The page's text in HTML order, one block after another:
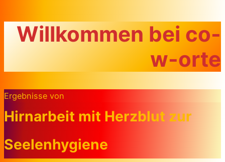
Willkommen bei co-
w-orte
Ergebnisse von
Hirnarbeit mit Herzblut zur
Seelenhygiene